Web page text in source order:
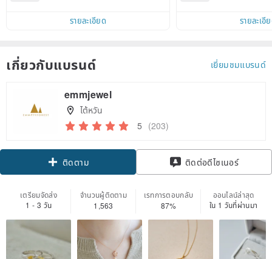
within 7 days!
รายละเอียด
รายละเอี
เกี่ยวกับแบรนด์ เยี่ยมชมแบรนด์
emmjewel
ไต้หวัน
5 (203)
ติดตาม ติดต่อดีไซเนอร์
เตรียมจัดส่ง
1 - 3 วัน
จำนวนผู้ติดตาม
1,563
เรทการตอบกลับ
87%
ออนไลน์ล่าสุด
ใน 1 วันที่ผ่านมา